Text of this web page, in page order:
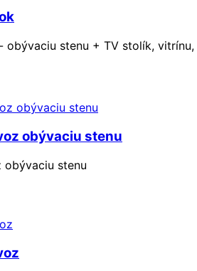
obývaciu stenu + TV stolík,
obývaciu stenu
obývaciu stenu